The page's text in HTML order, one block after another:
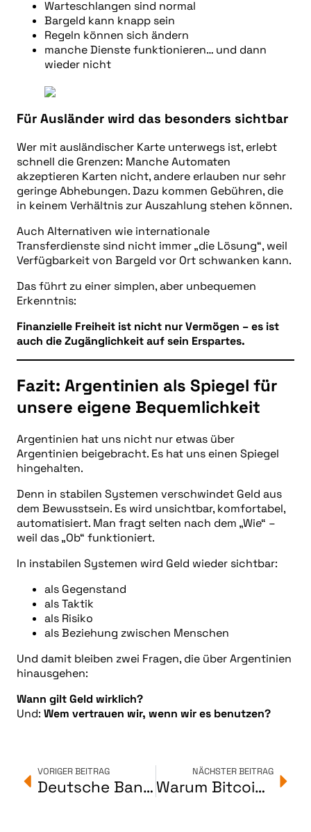
Warteschlangen sind normal
Bargeld kann knapp sein
Regeln können sich ändern
manche Dienste funktionieren… und dann
wieder nicht
Für Ausländer wird das besonders sichtbar
Wer mit ausländischer Karte unterwegs ist, erlebt
schnell die Grenzen: Manche Automaten
akzeptieren Karten nicht, andere erlauben nur sehr
geringe Abhebungen. Dazu kommen Gebühren, die
in keinem Verhältnis zur Auszahlung stehen können.
Auch Alternativen wie internationale
Transferdienste sind nicht immer „die Lösung“, weil
Verfügbarkeit von Bargeld vor Ort schwanken kann.
Das führt zu einer simplen, aber unbequemen
Erkenntnis:
Finanzielle Freiheit ist nicht nur Vermögen – es ist
auch die Zugänglichkeit auf sein Erspartes.
Fazit: Argentinien als Spiegel für
unsere eigene Bequemlichkeit
Argentinien hat uns nicht nur etwas über
Argentinien beigebracht. Es hat uns einen Spiegel
hingehalten.
Denn in stabilen Systemen verschwindet Geld aus
dem Bewusstsein. Es wird unsichtbar, komfortabel,
automatisiert. Man fragt selten nach dem „Wie“ –
weil das „Ob“ funktioniert.
In instabilen Systemen wird Geld wieder sichtbar:
als Gegenstand
als Taktik
als Risiko
als Beziehung zwischen Menschen
Und damit bleiben zwei Fragen, die über Argentinien
hinausgehen:
Wann gilt Geld wirklich?
Und: Wem vertrauen wir, wenn wir es benutzen?
VORIGER BEITRAG
Deutsche Bank: Bitcoin bis 2030 auf den Bilanzen von Zentralbanken
NÄCHSTER BEITRAG
Warum Bitcoin problemlos viel Strom braucht